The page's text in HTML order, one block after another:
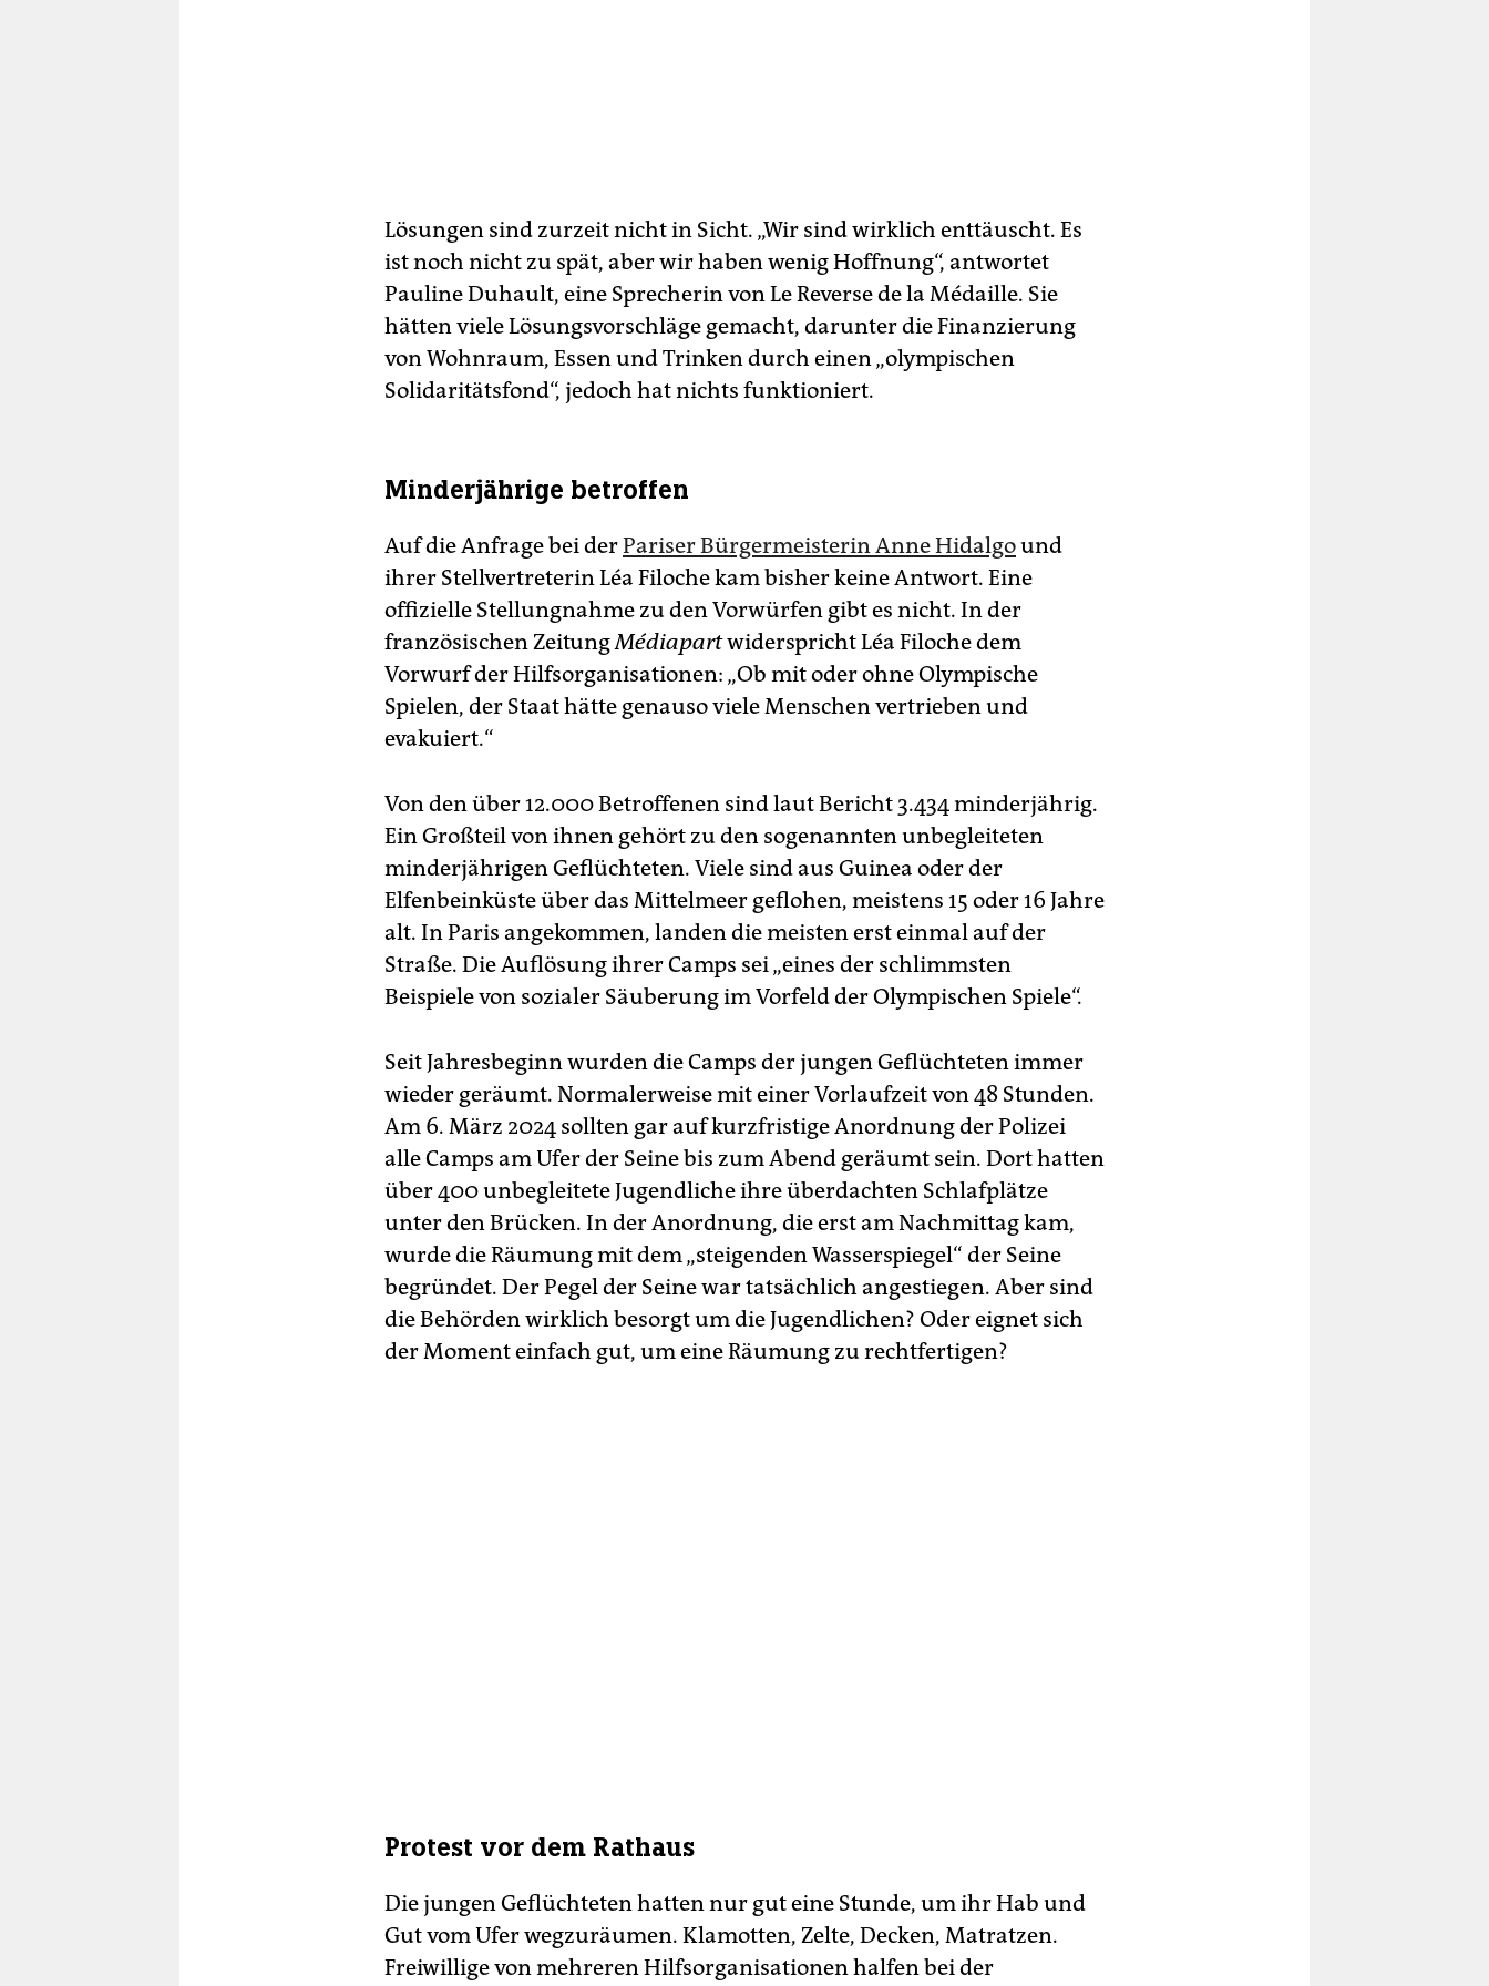
Lösungen sind zurzeit nicht in Sicht. „Wir sind wirklich enttäuscht. Es
ist noch nicht zu spät, aber wir haben wenig Hoffnung“, antwortet
Pauline Du­hault, eine Sprecherin von Le Reverse de la Médaille. Sie
hätten viele Lösungsvorschläge gemacht, darunter die Finanzierung
von Wohnraum, Essen und Trinken durch einen „olympischen
Solidaritätsfond“, jedoch hat nichts funktioniert.
Minderjährige betroffen
Auf die Anfrage bei derPariser Bürgermeisterin Anne Hidalgound
ihrer Stellvertreterin Léa Filoche kam bisher keine Antwort. Eine
offizielle Stellungnahme zu den Vorwürfen gibt es nicht. In der
französischen ZeitungMédiapartwiderspricht Léa Filoche dem
Vorwurf der Hilfsorganisationen: „Ob mit oder ohne Olympische
Spielen, der Staat hätte genauso viele Menschen vertrieben und
evakuiert.“
Von den über 12.000 Betroffenen sind laut Bericht 3.434 minderjährig.
Ein Großteil von ihnen gehört zu den sogenannten unbegleiteten
minderjährigen Geflüchteten. Viele sind aus Guinea oder der
Elfenbeinküste über das Mittelmeer geflohen, meistens 15 oder 16 Jahre
alt. In Paris angekommen, landen die meisten erst einmal auf der
Straße. Die Auflösung ihrer Camps sei „eines der schlimmsten
Beispiele von sozialer Säuberung im Vorfeld der Olympischen Spiele“.
Seit Jahresbeginn wurden die Camps der jungen Geflüchteten immer
wieder geräumt. Normalerweise mit einer Vorlaufzeit von 48 Stunden.
Am 6. März 2024 sollten gar auf kurzfristige Anordnung der Polizei
alle Camps am Ufer der Seine bis zum Abend geräumt sein. Dort hatten
über 400 unbegleitete Jugendliche ihre überdachten Schlafplätze
unter den Brücken. In der Anordnung, die erst am Nachmittag kam,
wurde die Räumung mit dem „steigenden Wasserspiegel“ der Seine
begründet. Der Pegel der Seine war tatsächlich angestiegen. Aber sind
die Behörden wirklich besorgt um die Jugendlichen? Oder eignet sich
der Moment einfach gut, um eine Räumung zu rechtfertigen?
Protest vor dem Rathaus
Die jungen Geflüchteten hatten nur gut eine Stunde, um ihr Hab und
Gut vom Ufer wegzuräumen. Klamotten, Zelte, Decken, Matratzen.
Freiwillige von mehreren Hilfsorganisationen halfen bei der